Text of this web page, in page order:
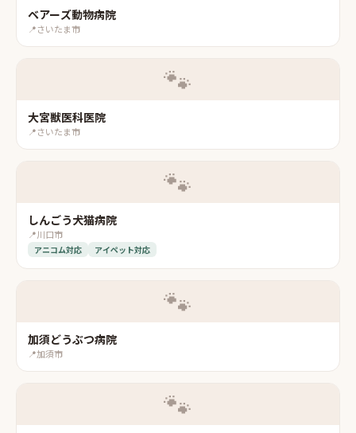
ベアーズ動物病院
📍さいたま市
🐾
大宮獣医科医院
📍さいたま市
🐾
しんごう犬猫病院
📍川口市
アニコム対応 アイペット対応
🐾
加須どうぶつ病院
📍加須市
🐾